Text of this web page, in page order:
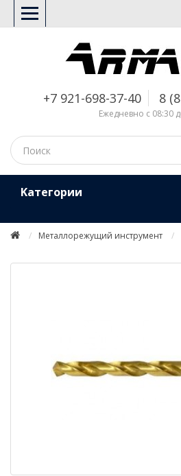
+7 921-698-37-40 8
Ежедневно с 08:30
Kатегории
Металлорежущий инструмент